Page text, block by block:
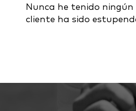
Nunca he tenido
cliente ha sido